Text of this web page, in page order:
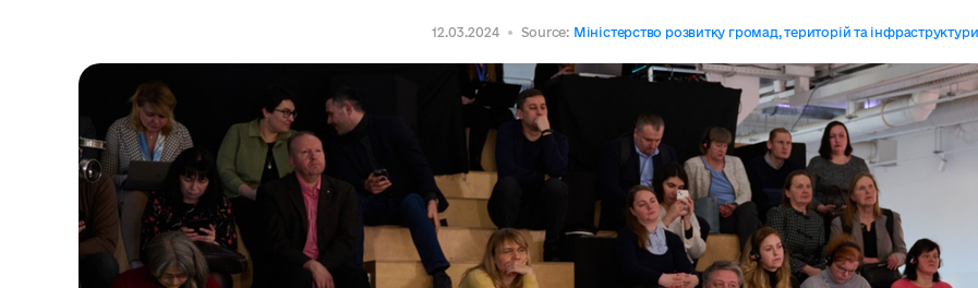
12.03.2024 Source: Міністерство розвитку громад, територій та